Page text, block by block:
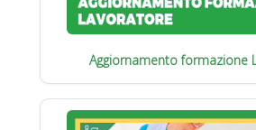
Aggiornamento formazione